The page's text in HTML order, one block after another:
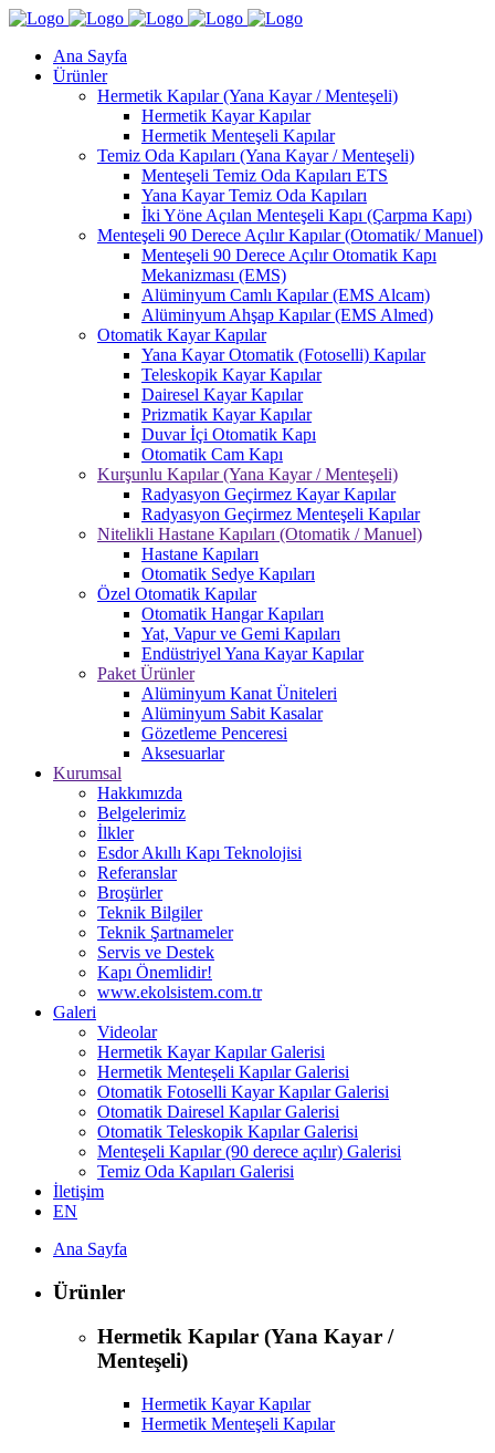
Ana Sayfa
Ürünler
Hermetik Kapılar (Yana Kayar / Menteşeli)
Hermetik Kayar Kapılar
Hermetik Menteşeli Kapılar
Temiz Oda Kapıları (Yana Kayar / Menteşeli)
Menteşeli Temiz Oda Kapıları ETS
Yana Kayar Temiz Oda Kapıları
İki Yöne Açılan Menteşeli Kapı (Çarpma Kapı)
Menteşeli 90 Derece Açılır Kapılar (Otomatik/ Manuel)
Menteşeli 90 Derece Açılır Otomatik Kapı
Mekanizması (EMS)
Alüminyum Camlı Kapılar (EMS Alcam)
Alüminyum Ahşap Kapılar (EMS Almed)
Otomatik Kayar Kapılar
Yana Kayar Otomatik (Fotoselli) Kapılar
Teleskopik Kayar Kapılar
Dairesel Kayar Kapılar
Prizmatik Kayar Kapılar
Duvar İçi Otomatik Kapı
Otomatik Cam Kapı
Kurşunlu Kapılar (Yana Kayar / Menteşeli)
Radyasyon Geçirmez Kayar Kapılar
Radyasyon Geçirmez Menteşeli Kapılar
Nitelikli Hastane Kapıları (Otomatik / Manuel)
Hastane Kapıları
Otomatik Sedye Kapıları
Özel Otomatik Kapılar
Otomatik Hangar Kapıları
Yat, Vapur ve Gemi Kapıları
Endüstriyel Yana Kayar Kapılar
Paket Ürünler
Alüminyum Kanat Üniteleri
Alüminyum Sabit Kasalar
Gözetleme Penceresi
Aksesuarlar
Kurumsal
Hakkımızda
Belgelerimiz
İlkler
Esdor Akıllı Kapı Teknolojisi
Referanslar
Broşürler
Teknik Bilgiler
Teknik Şartnameler
Servis ve Destek
Kapı Önemlidir!
www.ekolsistem.com.tr
Galeri
Videolar
Hermetik Kayar Kapılar Galerisi
Hermetik Menteşeli Kapılar Galerisi
Otomatik Fotoselli Kayar Kapılar Galerisi
Otomatik Dairesel Kapılar Galerisi
Otomatik Teleskopik Kapılar Galerisi
Menteşeli Kapılar (90 derece açılır) Galerisi
Temiz Oda Kapıları Galerisi
İletişim
EN
Ana Sayfa
Ürünler
Hermetik Kapılar (Yana Kayar /
Menteşeli)
Hermetik Kayar Kapılar
Hermetik Menteşeli Kapılar